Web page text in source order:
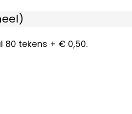
80 tekens + € 0,50.